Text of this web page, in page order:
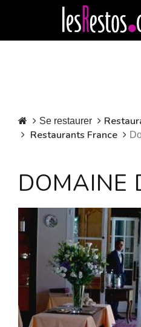
Se restaurer
Restaurants France
DOMAINE